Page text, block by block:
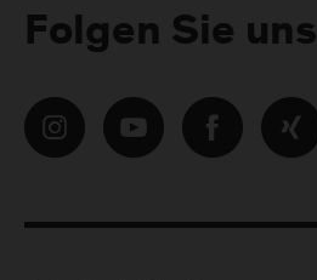
Folgen Sie uns